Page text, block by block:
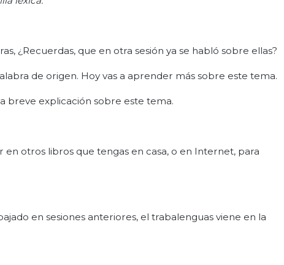
¿Recuerdas, que en otra sesión ya se habló sobre ellas?
de origen. Hoy vas a aprender más sobre este tema.
breve explicación sobre este tema.
otros libros que tengas en casa, o en Internet, para
en sesiones anteriores, el trabalenguas viene en la